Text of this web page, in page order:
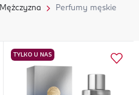
Mężczyzna Perfumy męskie
TYLKO U NAS